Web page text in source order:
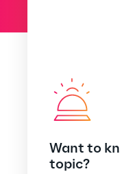
Want to
topic?